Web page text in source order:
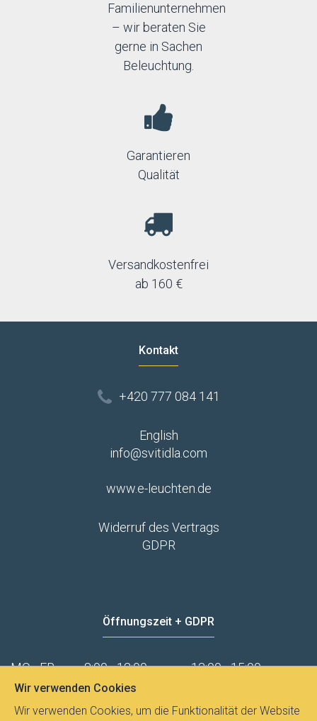
Familienunternehmen
– wir beraten Sie
gerne in Sachen
Beleuchtung.
Garantieren
Qualität
Versandkostenfrei
ab 160 €
Kontakt
+420 777 084 141
English
info@svitidla.com
www.e-leuchten.de
Widerruf des Vertrags
GDPR
Öffnungszeit + GDPR
MO - FR 8:00 - 12:00
13:00 - 15:00
Datenschutz
Wir verwenden Cookies
Wir verwenden Cookies, um die Funktionalität der Website